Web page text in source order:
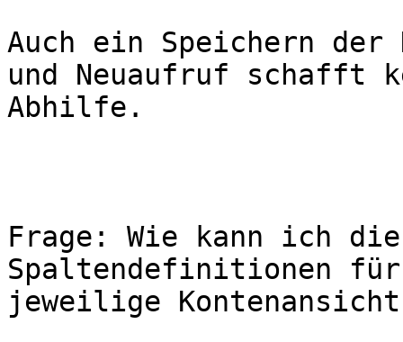
Auch ein Speichern der
und Neuaufruf schafft
Abhilfe.
Frage: Wie kann ich
Spaltendefinitionen
jeweilige